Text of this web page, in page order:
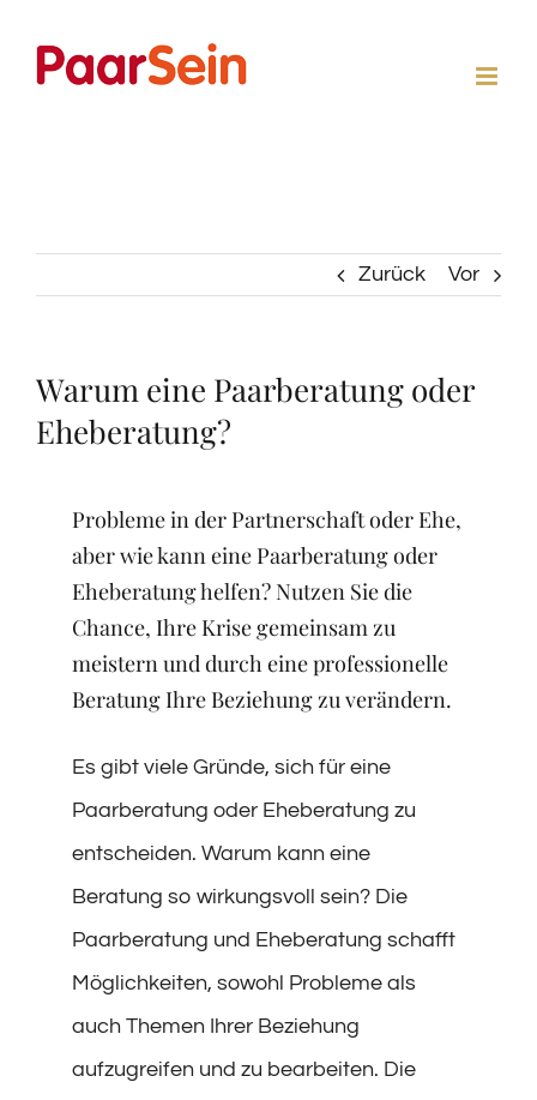
Inhalt
Zurück Vor
Warum eine Paarberatung oder
Eheberatung?
Probleme in der Partnerschaft oder Ehe,
aber wie kann eine Paarberatung oder
Eheberatung helfen? Nutzen Sie die
Chance, Ihre Krise gemeinsam zu
meistern und durch eine professionelle
Beratung Ihre Beziehung zu verändern.
Es gibt viele Gründe, sich für eine
Paarberatung oder Eheberatung zu
entscheiden. Warum kann eine
Beratung so wirkungsvoll sein? Die
Paarberatung und Eheberatung schafft
Möglichkeiten, sowohl Probleme als
auch Themen Ihrer Beziehung
aufzugreifen und zu bearbeiten. Die